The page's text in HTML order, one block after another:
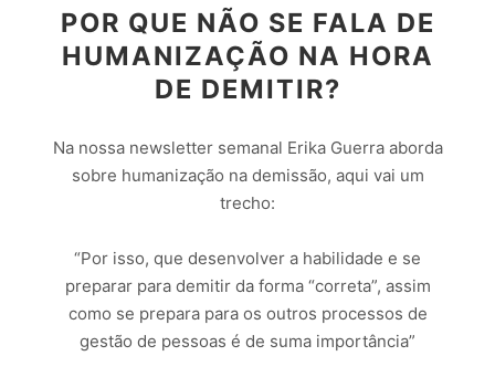
POR QUE NÃO SE FALA DE
HUMANIZAÇÃO NA HORA
DE DEMITIR?
Na nossa newsletter semanal Erika Guerra aborda
sobre humanização na demissão, aqui vai um
trecho:
“Por isso, que desenvolver a habilidade e se
preparar para demitir da forma “correta”, assim
como se prepara para os outros processos de
gestão de pessoas é de suma importância”